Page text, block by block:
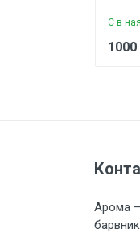
Є в
1000
Арома —